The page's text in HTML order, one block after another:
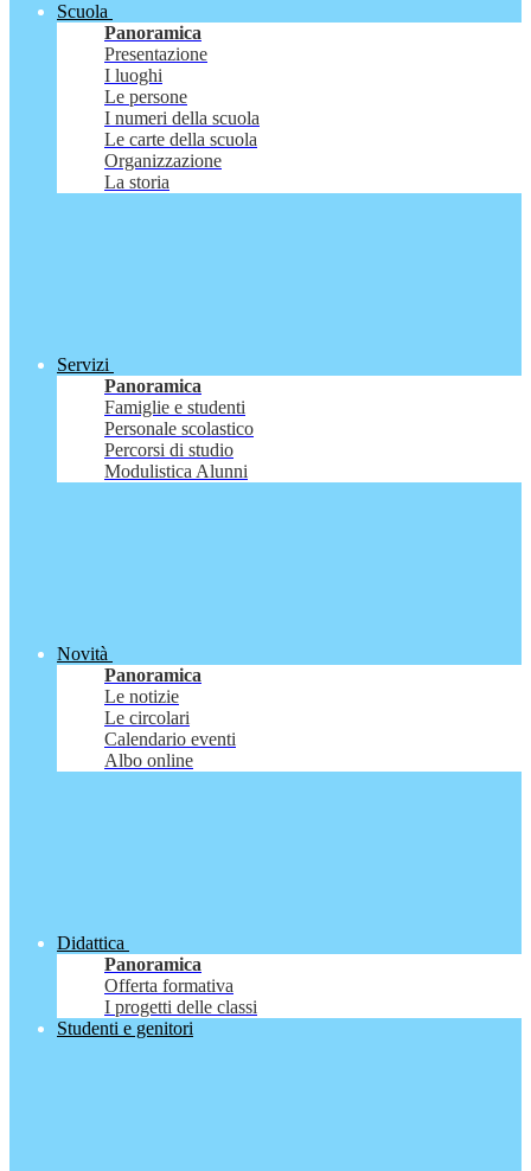
Scuola
Panoramica
Presentazione
I luoghi
Le persone
I numeri della scuola
Le carte della scuola
Organizzazione
La storia
Servizi
Panoramica
Famiglie e studenti
Personale scolastico
Percorsi di studio
Modulistica Alunni
Novità
Panoramica
Le notizie
Le circolari
Calendario eventi
Albo online
Didattica
Panoramica
Offerta formativa
I progetti delle classi
Studenti e genitori